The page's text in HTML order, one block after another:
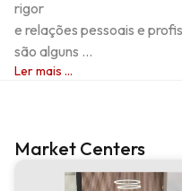
rigor
e relações pessoais e
são alguns ...
Ler mais ...
Market Centers
Market center